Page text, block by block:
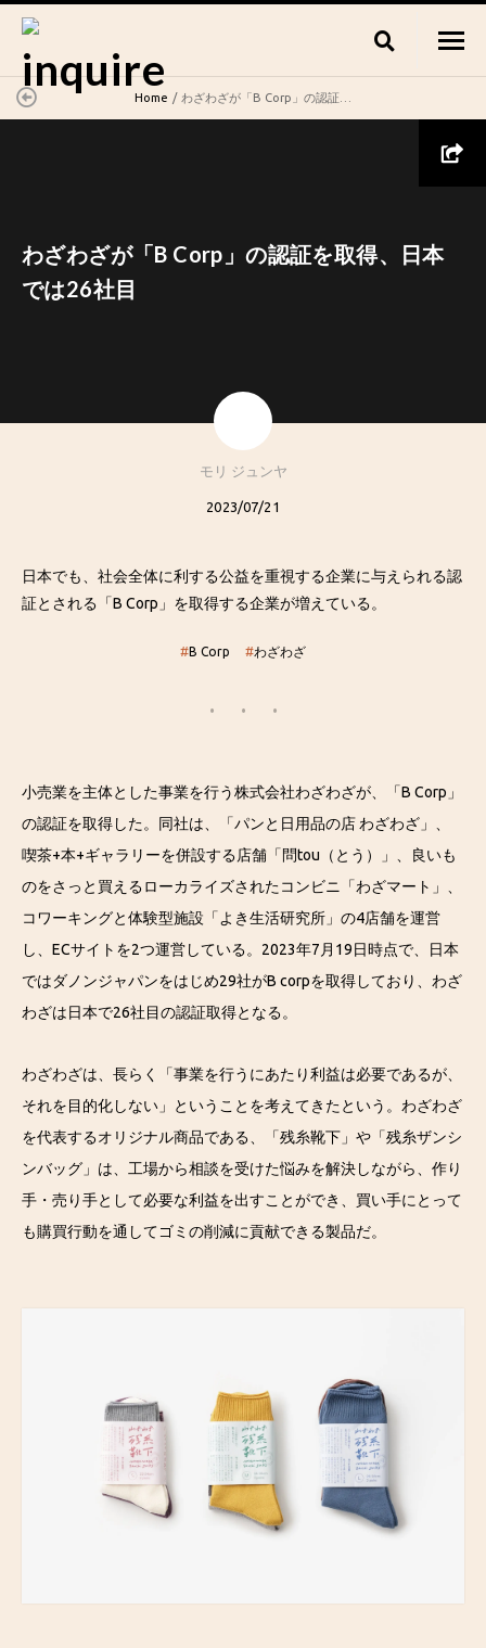
Home わざわざが「B Corp」の認証を取得、日本では26社目
わざわざが「B Corp」の認証を取得、日本
では26社目
モリ ジュンヤ
2023/07/21
日本でも、社会全体に利する公益を重視する企業に与えられる認
証とされる「B Corp」を取得する企業が増えている。
#B Corp #わざわざ
小売業を主体とした事業を行う株式会社わざわざが、「B Corp」
の認証を取得した。同社は、「パンと日用品の店 わざわざ」、
喫茶+本+ギャラリーを併設する店舗「問tou（とう）」、良いも
のをさっと買えるローカライズされたコンビニ「わざマート」、
コワーキングと体験型施設「よき生活研究所」の4店舗を運営
し、ECサイトを2つ運営している。2023年7月19日時点で、日本
ではダノンジャパンをはじめ29社がB corpを取得しており、わざ
わざは日本で26社目の認証取得となる。
わざわざは、長らく「事業を行うにあたり利益は必要であるが、
それを目的化しない」ということを考えてきたという。わざわざ
を代表するオリジナル商品である、「残糸靴下」や「残糸ザンシ
ンバッグ」は、工場から相談を受けた悩みを解決しながら、作り
手・売り手として必要な利益を出すことができ、買い手にとって
も購買行動を通してゴミの削減に貢献できる製品だ。